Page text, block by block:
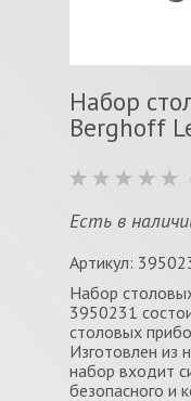
Набор
Berghoff
Есть в
Артикул:
Набор
3950231
столовых
Изготовлен из
набор входит
безопасного и